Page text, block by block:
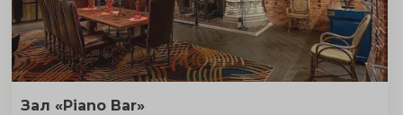
Зал «Piano Bar»